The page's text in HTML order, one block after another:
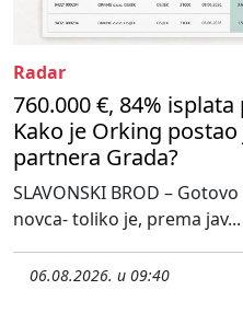
Radar
760.000 €, 84%
Kako je Orking
partnera Grada?
SLAVONSKI BROD –
novca- toliko je, prema jav...
06.08.2026. u 09:40